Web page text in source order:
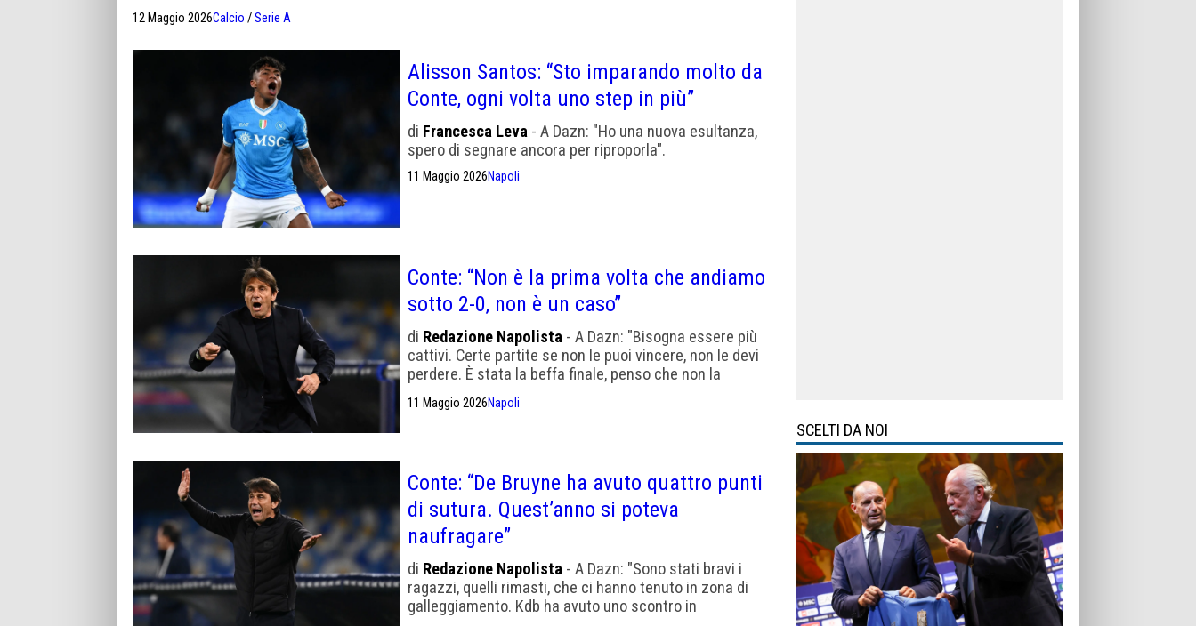
12 Maggio 2026Calcio /Serie A
Alisson Santos: “Sto imparando molto da
Conte, ogni volta uno step in più”
di Francesca Leva - A Dazn: "Ho una nuova esultanza,
spero di segnare ancora per riproporla".
11 Maggio 2026Napoli
Conte: “Non è la prima volta che andiamo
sotto 2-0, non è un caso”
di Redazione Napolista - A Dazn: "Bisogna essere più
cattivi. Certe partite se non le puoi vincere, non le devi
perdere. È stata la beffa finale, penso che non la
11 Maggio 2026Napoli
Conte: “De Bruyne ha avuto quattro punti
di sutura. Quest’anno si poteva
naufragare”
di Redazione Napolista - A Dazn: "Sono stati bravi i
ragazzi, quelli rimasti, che ci hanno tenuto in zona di
galleggiamento. Kdb ha avuto uno scontro in
SCELTI DA NOI